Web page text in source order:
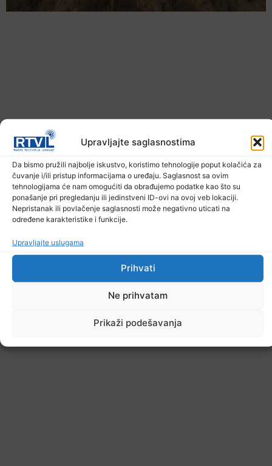
Upravljajte saglasnostima
Da bismo pružili najbolje iskustvo, koristimo tehnologije poput kolačića za
čuvanje i/ili pristup informacijama o uređaju. Saglasnost sa ovim
tehnologijama će nam omogućiti da obrađujemo podatke kao što su
ponašanje pri pregledanju ili jedinstveni ID-ovi na ovoj veb lokaciji.
Nepristanak ili povlačenje saglasnosti može negativno uticati na
određene karakteristike i funkcije.
Upravljajte uslugama
Prihvati
Ne prihvatam
Prikaži podešavanja
U TK povećan broj požara
7. Augusta 2026.